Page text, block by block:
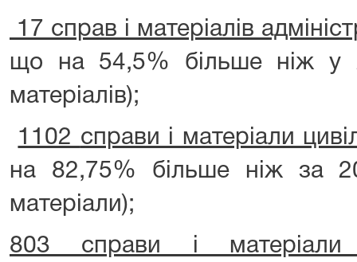
17 справ і матеріалів
що на 54,5% більше ніж у
матеріалів);
1102 справи і матеріали
на 82,75% більше ніж за
матеріали);
803 справи і матеріали